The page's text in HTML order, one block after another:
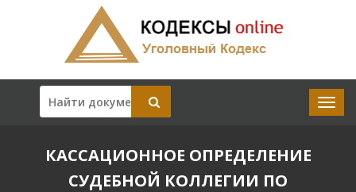
КАССАЦИОННОЕ ОПРЕДЕЛЕНИЕ
СУДЕБНОЙ КОЛЛЕГИИ ПО